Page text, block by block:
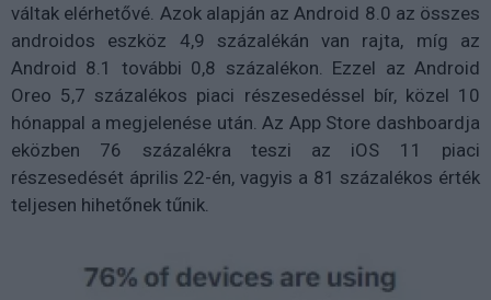
váltak elérhetővé. Azok alapján az Android 8.0 az összes
androidos eszköz 4,9 százalékán van rajta, míg az
Android 8.1 további 0,8 százalékon. Ezzel az Android
Oreo 5,7 százalékos piaci részesedéssel bír, közel 10
hónappal a megjelenése után. Az App Store dashboardja
eközben 76 százalékra teszi az iOS 11 piaci
részesedését április 22-én, vagyis a 81 százalékos érték
teljesen hihetőnek tűnik.